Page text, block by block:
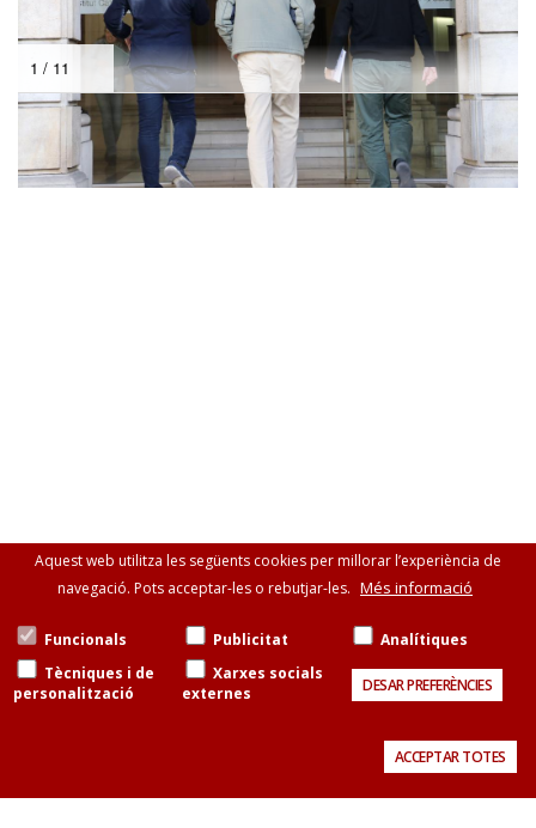
1 / 11
Aquest web utilitza les següents cookies per millorar l’experiència de
navegació. Pots acceptar-les o rebutjar-les. Més informació
Funcionals Publicitat
Analítiques
Tècniques i de
personalització
Xarxes socials
externes
DESAR PREFERÈNCIES
ACCEPTAR TOTES